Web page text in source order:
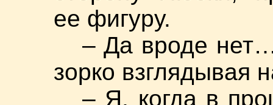
ее фигуру.
– Да вроде
зорко взглядывая
– Я, когда в